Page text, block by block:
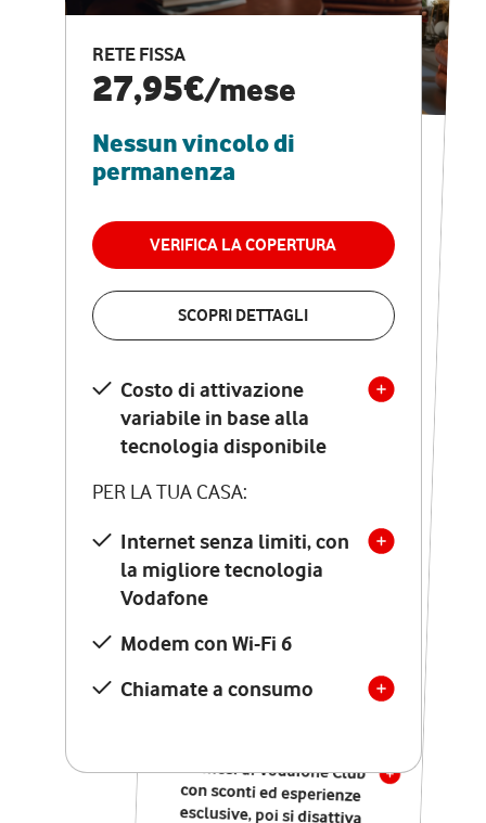
RETE FISSA
27,95€/mese
Nessun vincolo di
permanenza
VERIFICA LA COPERTURA
SCOPRI DETTAGLI
Costo di attivazione
variabile in base alla
tecnologia disponibile
PER LA TUA CASA:
Internet senza limiti, con
la migliore tecnologia
Vodafone
Modem con Wi-Fi 6
Chiamate a consumo
CASA PRO
Internet veloce e
vantaggi speciali
RETE FISSA + VODAFONE CLUB
29,95€
permanenza
VERIFICA LA COPERTURA
Costo di attivazione
variabile in base alla
tecnologia disponibile
PER LA TUA CASA:
Internet senza limiti, con
la migliore tecnologia
Vodafone
Modem Seven con Wi-Fi 7
Chiamate illimitate verso
numeri fissi e mobili
nazionali
12 mesi di Vodafone Club
con sconti ed esperienze
esclusive, poi si disattiva